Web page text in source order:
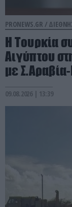
PRONEWS.GR /
Η Τουρκία
Αιγύπτου
με
09.08.2026 | 13:39